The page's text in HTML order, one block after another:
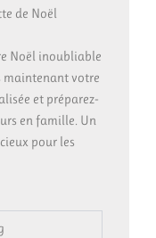
de Noël
Noël inoubliable
maintenant votre
et préparez-
en famille. Un
pour les